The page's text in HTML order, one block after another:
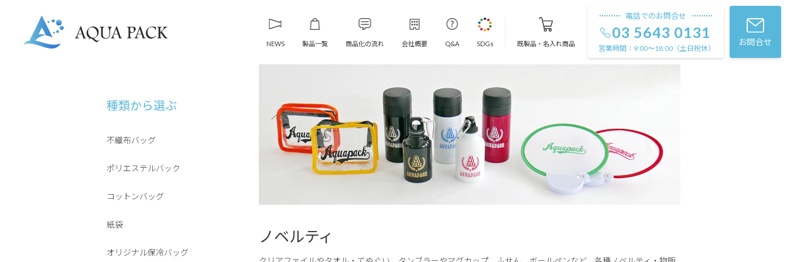
NEWS 製品一覧 商品化の流れ 会社概要 Q&A SDGs 既製品・名入れ商品
電話でのお問合せ
03 5643 0131
営業時間： 9:00〜18:00（土日祝休）
お問合せ
種類から選ぶ
不織布バッグ
ポリエステルバック
コットンバッグ
紙袋
オリジナル保冷バッグ
ノベルティ